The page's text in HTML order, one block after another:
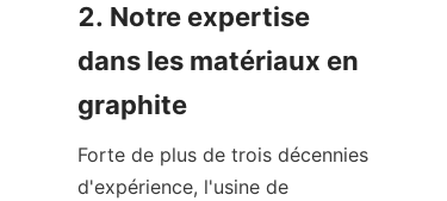
2. Notre expertise
dans les matériaux en
graphite
Forte de plus de trois décennies
d'expérience, l'usine de